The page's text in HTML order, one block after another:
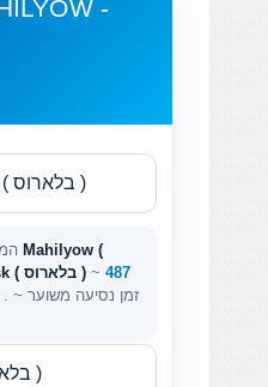
Mahilyow (
בלארוס ) - Pinsk ( בלארוס ) ~ 487
. זמן נסיעה משוער ~